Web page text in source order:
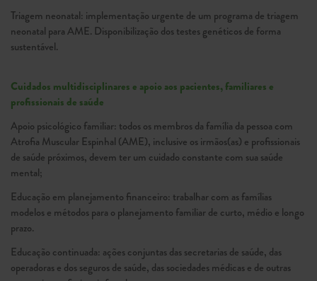
Triagem neonatal: implementação urgente de um programa de triagem
neonatal para AME. Disponibilização dos testes genéticos de forma
sustentável.
Cuidados multidisciplinares e apoio aos pacientes, familiares e
profissionais de saúde
Apoio psicológico familiar: todos os membros da família da pessoa com
Atrofia Muscular Espinhal (AME), inclusive os irmãos(as) e profissionais
de saúde próximos, devem ter um cuidado constante com sua saúde
mental;
Educação em planejamento financeiro: trabalhar com as famílias
modelos e métodos para o planejamento familiar de curto, médio e longo
prazo.
Educação continuada: ações conjuntas das secretarias de saúde, das
operadoras e dos seguros de saúde, das sociedades médicas e de outras